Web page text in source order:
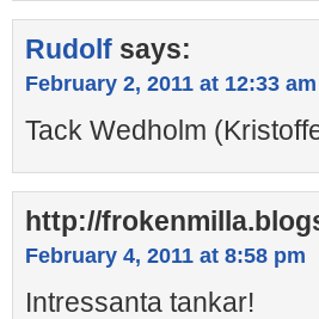
Rudolf says:
February 2, 2011 at 12:33 am
Tack Wedholm
http://
February 4, 2011 at 8:58 pm
Intressanta tankar!